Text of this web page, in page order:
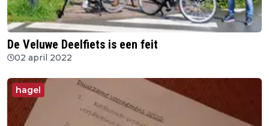
De Veluwe Deelfiets is een feit
02 april 2022
hagel